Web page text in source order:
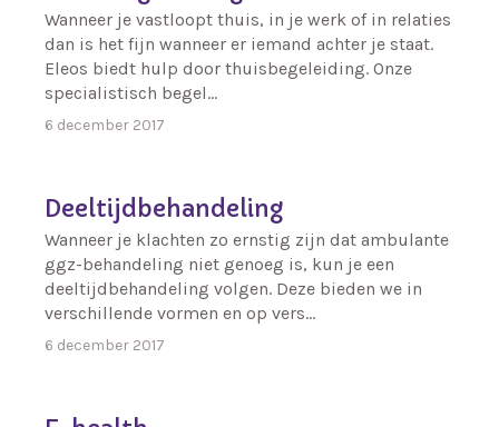
Wanneer je vastloopt thuis, in je werk of in relaties
dan is het fijn wanneer er iemand achter je staat.
Eleos biedt hulp door thuisbegeleiding. Onze
specialistisch begel…
6 december 2017
Deeltijdbehandeling
Wanneer je klachten zo ernstig zijn dat ambulante
ggz-behandeling niet genoeg is, kun je een
deeltijdbehandeling volgen. Deze bieden we in
verschillende vormen en op vers…
6 december 2017